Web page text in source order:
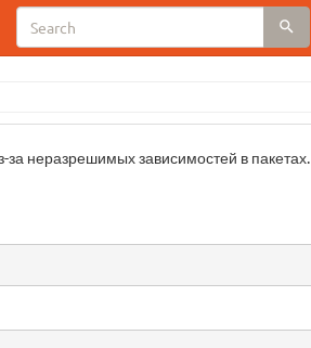
неразрешимых зависимостей в пакетах.